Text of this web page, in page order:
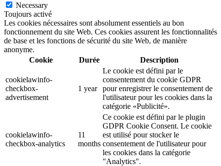
Necessary
Toujours activé
Les cookies nécessaires sont absolument essentiels au bon
fonctionnement du site Web. Ces cookies assurent les fonctionnalités
de base et les fonctions de sécurité du site Web, de manière
anonyme.
Cookie
Durée Description
cookielawinfo-
checkbox-
advertisement
1 year
Le cookie est défini par le
consentement du cookie GDPR
pour enregistrer le consentement de
l'utilisateur pour les cookies dans la
catégorie «Publicité».
cookielawinfo-
checkbox-analytics
11
months
Ce cookie est défini par le plugin
GDPR Cookie Consent. Le cookie
est utilisé pour stocker le
consentement de l'utilisateur pour
les cookies dans la catégorie
"Analytics".